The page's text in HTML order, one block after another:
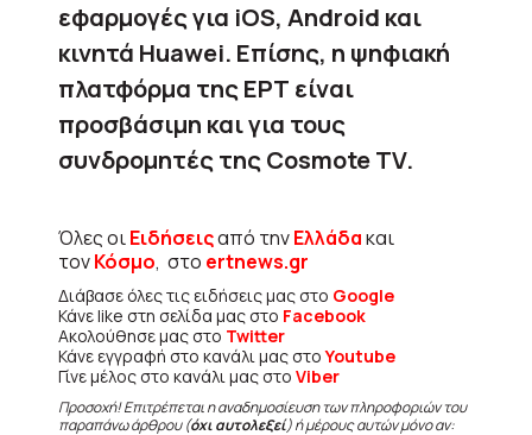
εφαρμογές για iOS, Android και
κινητά Huawei. Επίσης, η ψηφιακή
πλατφόρμα της ΕΡΤ είναι
προσβάσιμη και για τους
συνδρομητές της Cosmote TV.
Όλες οιΕιδήσειςαπό τηνΕλλάδακαι
τονΚόσμο, στο ertnews.gr
Διάβασε όλες τις ειδήσεις μας στο Google
Κάνε like στη σελίδα μας στο Facebook
Ακολούθησε μας στο Twitter
Κάνε εγγραφή στο κανάλι μας στοYoutube
Γίνε μέλος στο κανάλι μας στο Viber
Προσοχή! Επιτρέπεται η αναδημοσίευση των πληροφοριών του
παραπάνω άρθρου (όχι αυτολεξεί) ή μέρους αυτών μόνο αν: